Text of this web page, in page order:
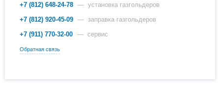
+7 (812) 648-24-78 — установка газгольдеров
+7 (812) 920-45-09 — заправка газгольдеров
+7 (911) 770-32-00 — сервис
Обратная связь